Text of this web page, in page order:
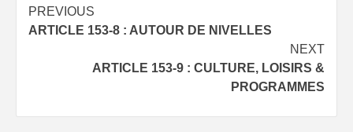
Post
navigation
PREVIOUS
ARTICLE 153-8 : AUTOUR DE NIVELLES
NEXT
ARTICLE 153-9 : CULTURE, LOISIRS &
PROGRAMMES